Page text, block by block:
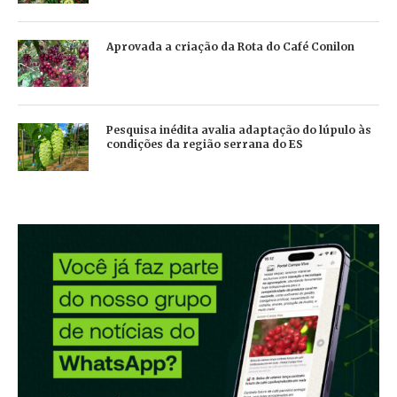
Aprovada a criação da Rota do Café Conilon
Pesquisa inédita avalia adaptação do lúpulo às
condições da região serrana do ES